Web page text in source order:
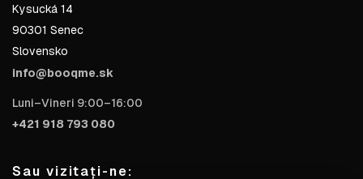
Kysucká 14
90301 Senec
Slovensko
info@booqme.sk
Luni–Vineri 9:00–16:00
+421 918 793 080
Sau vizitați-ne: